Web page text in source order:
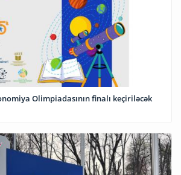
Olimpiadasının finalı keçiriləcək